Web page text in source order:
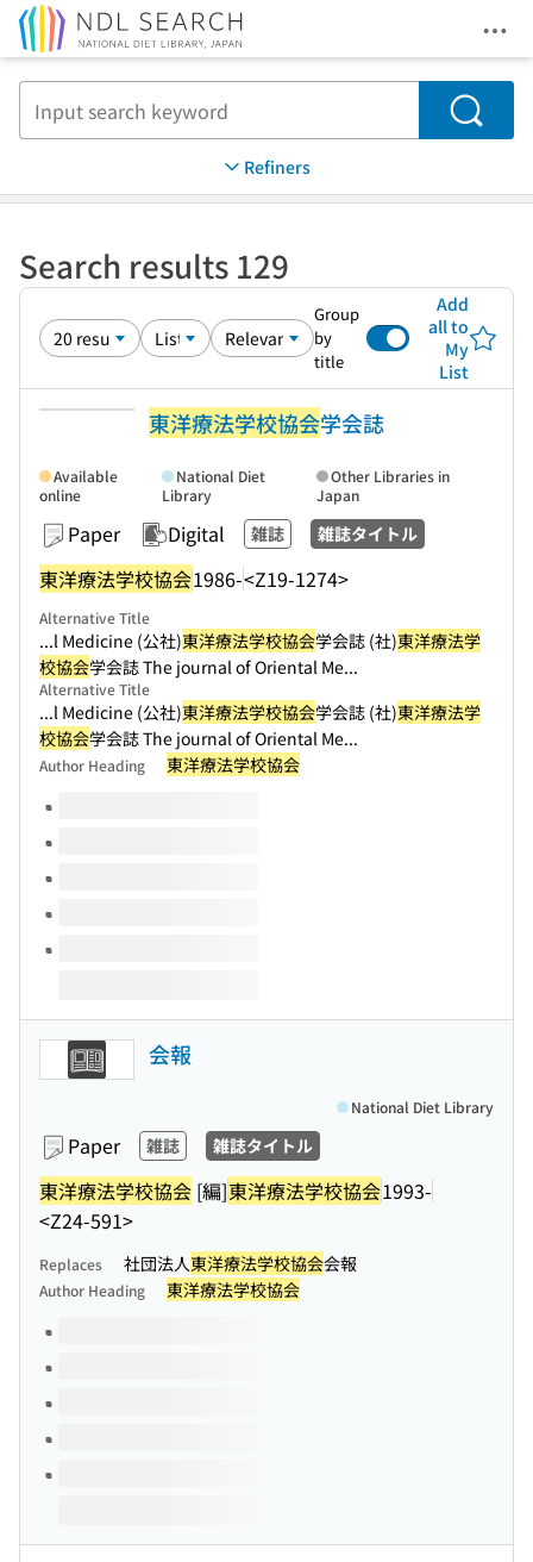
Search
Refiners
Search results 129
Group
by
title
Add
all to
My
List
東洋療法学校協会学会誌
Paper Digital 雑誌 雑誌タイトル
東洋療法学校協会1986-<Z19-1274>
Available
online
National Diet
Library
Other Libraries in
Japan
Alternative Title
...l Medicine (公社)東洋療法学校協会学会誌 (社)東洋療法学
校協会学会誌 The journal of Oriental Me...
Alternative Title
...l Medicine (公社)東洋療法学校協会学会誌 (社)東洋療法学
校協会学会誌 The journal of Oriental Me...
Author Heading 東洋療法学校協会
Volumes of this title
会報
Paper 雑誌 雑誌タイトル
東洋療法学校協会 [編]東洋療法学校協会1993-
<Z24-591>
National Diet Library
Replaces 社団法人東洋療法学校協会会報
Author Heading 東洋療法学校協会
Volumes of this title